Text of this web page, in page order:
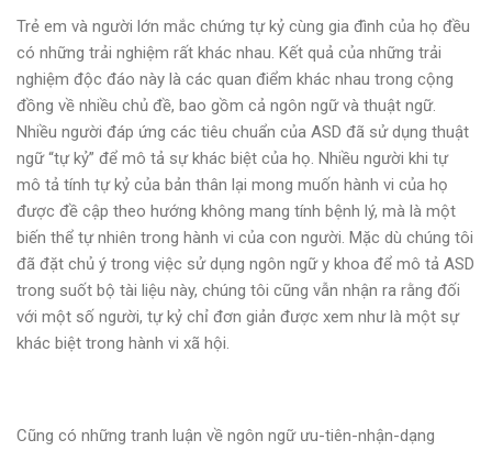
Trẻ em và người lớn mắc chứng tự kỷ cùng gia đình của họ đều
có những trải nghiệm rất khác nhau. Kết quả của những trải
nghiệm độc đáo này là các quan điểm khác nhau trong cộng
đồng về nhiều chủ đề, bao gồm cả ngôn ngữ và thuật ngữ.
Nhiều người đáp ứng các tiêu chuẩn của ASD đã sử dụng thuật
ngữ “tự kỷ” để mô tả sự khác biệt của họ. Nhiều người khi tự
mô tả tính tự kỷ của bản thân lại mong muốn hành vi của họ
được đề cập theo hướng không mang tính bệnh lý, mà là một
biến thể tự nhiên trong hành vi của con người. Mặc dù chúng tôi
đã đặt chủ ý trong việc sử dụng ngôn ngữ y khoa để mô tả ASD
trong suốt bộ tài liệu này, chúng tôi cũng vẫn nhận ra rằng đối
với một số người, tự kỷ chỉ đơn giản được xem như là một sự
khác biệt trong hành vi xã hội.
Cũng có những tranh luận về ngôn ngữ ưu-tiên-nhận-dạng